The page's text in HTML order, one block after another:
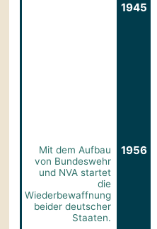
1945
Mit dem Aufbau
von Bundeswehr
und NVA startet
die
Wiederbewaffnung
beider deutscher
Staaten.
1956